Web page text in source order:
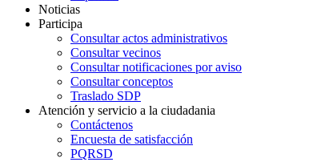
Noticias
Participa
Consultar actos administrativos
Consultar vecinos
Consultar notificaciones por aviso
Consultar conceptos
Traslado SDP
Atención y servicio a la ciudadania
Contáctenos
Encuesta de satisfacción
PQRSD